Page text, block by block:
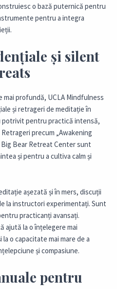
o bază puternică pentru
pentru a integra
și silent
mai profundă, UCLA Mindfulness
și retrageri de meditație în
potrivit pentru practică intensă,
precum „Awakening
Big Bear Retreat Center sunt
și pentru a cultiva calm și
așezată și în mers, discuții
la instructori experimentați. Sunt
practicanți avansați.
ajută la o înțelegere mai
o capacitate mai mare de a
și compasiune.
pentru